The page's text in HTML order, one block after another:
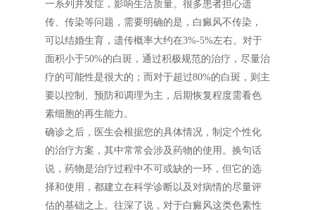
一系列并发症，影响生活质量。很多患者担心遗
传、传染等问题，需要明确的是，白癜风不传染，
可以结婚生育，遗传概率大约在3%-5%左右。对于
面积小于50%的白斑，通过积极规范的治疗，尽量治
疗的可能性是很大的；而对于超过80%的白斑，则主
要以控制、预防和调理为主，后期恢复程度需看色
素细胞的再生能力。
确诊之后，医生会根据您的具体情况，制定个性化
的治疗方案，其中常常会涉及药物的使用。换句话
说，药物是治疗过程中不可或缺的一环，但它的选
择和使用，都建立在科学诊断以及对病情的尽量评
估的基础之上。往深了说，对于白癜风这类色素性